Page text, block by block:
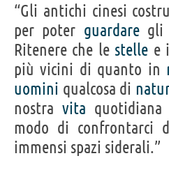
“Gli antichi cinesi
per poter guardaregli
Ritenere che le stelle e i
più vicini di quanto in
uomini qualcosa di
nostravita
modo di confrontarci
immensi spazi siderali.”